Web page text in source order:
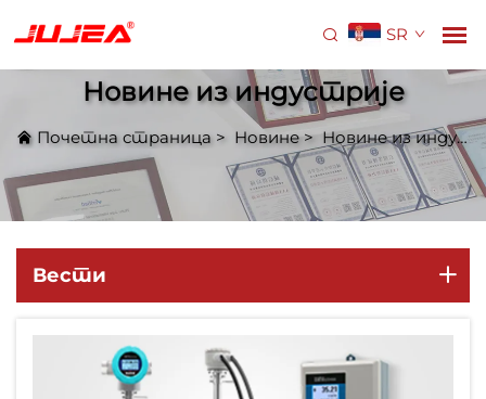
SR
Новине из индустрије
Почетна страница > Новине> Новине из индустрије
Вести